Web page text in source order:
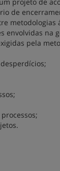
de
metodologias
envolvidas na
pela